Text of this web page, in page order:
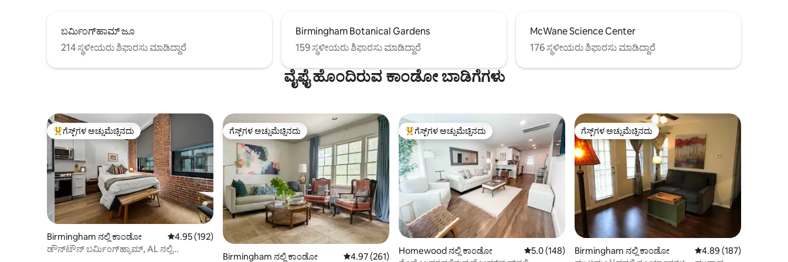
ಬರ್ಮಿಂಗ್‌ಹಾಮ್ ಜೂ
214 ಸ್ಥಳೀಯರು ಶಿಫಾರಸು ಮಾಡಿದ್ದಾರೆ
Birmingham Botanical Gardens
159 ಸ್ಥಳೀಯರು ಶಿಫಾರಸು ಮಾಡಿದ್ದಾರೆ
McWane Science Center
176 ಸ್ಥಳೀಯರು ಶಿಫಾರಸು ಮಾಡಿದ್ದಾರೆ
ವೈಫೈ ಹೊಂದಿರುವ ಕಾಂಡೋ ಬಾಡಿಗೆಗಳು
ಗೆಸ್ಟ್‌ಗಳಿಗೆ ಅತಿ ಹೆಚ್ಚು ಅಚ್ಚುಮೆಚ್ಚಿನದು
ಗೆಸ್ಟ್‌ಗಳ ಅಚ್ಚುಮೆಚ್ಚಿನದು
Birmingham ನಲ್ಲಿ ಕಾಂಡೋ 5 ರಲ್ಲಿ 4.95 ಸರಾಸರಿ ರೇಟಿಂಗ್, 192 ವಿಮರ್ಶೆಗಳು
4.95 (192)
ಡೌನ್‌ಟೌನ್ ಬರ್ಮಿಂಗ್‌ಹ್ಯಾಮ್, AL ನಲ್ಲಿ
ಗೆಸ್ಟ್‌ಗಳ ಅಚ್ಚುಮೆಚ್ಚಿನದು
ಗೆಸ್ಟ್‌ಗಳ ಅಚ್ಚುಮೆಚ್ಚಿನದು
Birmingham ನಲ್ಲಿ ಕಾಂಡೋ 5 ರಲ್ಲಿ 4.97 ಸರಾಸರಿ ರೇಟಿಂಗ್, 261 ವಿಮರ್ಶೆಗಳು
4.97 (261)
ಗೆಸ್ಟ್‌ಗಳಿಗೆ ಅತಿ ಹೆಚ್ಚು ಅಚ್ಚುಮೆಚ್ಚಿನದು
ಗೆಸ್ಟ್‌ಗಳ ಅಚ್ಚುಮೆಚ್ಚಿನದು
Homewood ನಲ್ಲಿ ಕಾಂಡೋ 5 ರಲ್ಲಿ 5.0 ಸರಾಸರಿ ರೇಟಿಂಗ್, 148 ವಿಮರ್ಶೆಗಳು
5.0 (148)
ಗೆಸ್ಟ್‌ಗಳ ಅಚ್ಚುಮೆಚ್ಚಿನದು
ಗೆಸ್ಟ್‌ಗಳ ಅಚ್ಚುಮೆಚ್ಚಿನದು
Birmingham ನಲ್ಲಿ ಕಾಂಡೋ 5 ರಲ್ಲಿ 4.89 ಸರಾಸರಿ
4.89 (187)